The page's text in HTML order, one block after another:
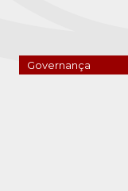
Governança